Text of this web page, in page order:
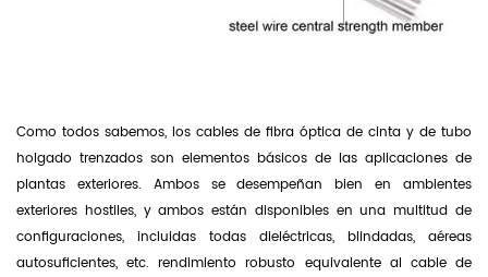
Como todos sabemos, los cables de fibra óptica de cinta yde tubo
holgado trenzados son elementos básicos de las aplicaciones de
plantas exteriores. Ambos se desempeñan bien en ambientes
exteriores hostiles, y ambos están disponibles en una multitud de
configuraciones, incluidas todas dieléctricas, blindadas, aéreas
autosuficientes, etc. rendimiento robusto equivalente al cable de